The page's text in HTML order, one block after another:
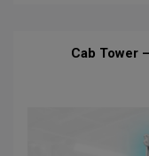
Cab Tower